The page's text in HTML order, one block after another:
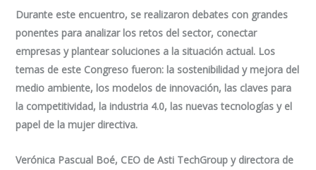
Durante este encuentro, se realizaron debates con grandes
ponentes para analizar los retos del sector, conectar
empresas y plantear soluciones a la situación actual. Los
temas de este Congreso fueron: la sostenibilidad y mejora del
medio ambiente, los modelos de innovación, las claves para
la competitividad, la industria 4.0, las nuevas tecnologías y el
papel de la mujer directiva.
Verónica Pascual Boé, CEO de Asti TechGroup y directora de